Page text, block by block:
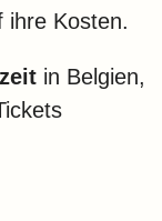
ihre Kosten.
in Belgien,